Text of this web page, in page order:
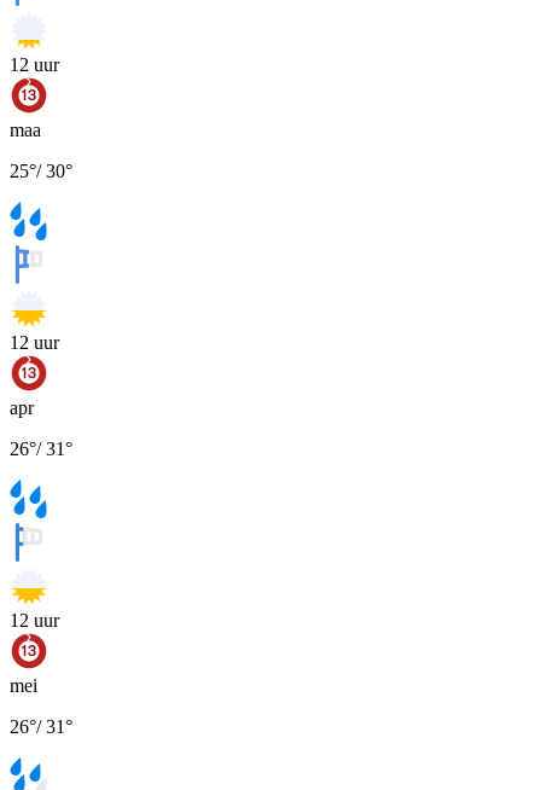
12 uur
maa
25°/30°
12 uur
apr
26°/31°
12 uur
mei
26°/31°